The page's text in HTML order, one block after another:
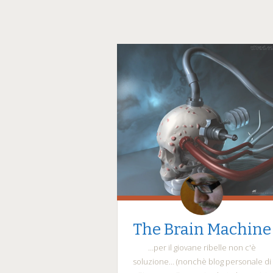
The Brain Machine
…per il giovane ribelle non c'è
soluzione… (nonchè blog personale di